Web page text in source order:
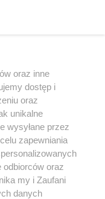
oraz inne
dostęp i
oraz
unikalne
wysyłane przez
zapewniania
odbiorców oraz
my i Zaufani
danych